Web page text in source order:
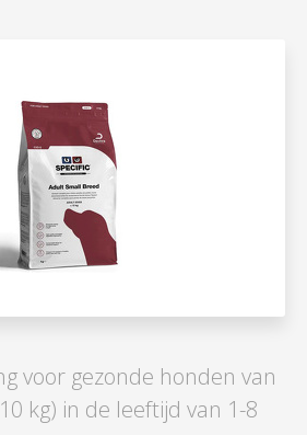
voor gezonde honden van
kg) in de leeftijd van 1-8